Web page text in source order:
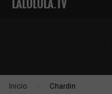
Inicio Chardin